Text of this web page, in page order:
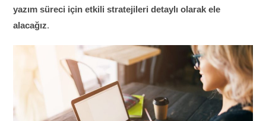
yazım süreci için etkili stratejileri detaylı olarak ele
alacağız.